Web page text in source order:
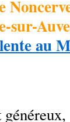
sur-
au